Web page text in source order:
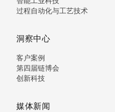
过程自动化与工艺技术
洞察中心
客户案例
第四届链博会
创新科技
媒体新闻